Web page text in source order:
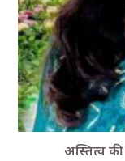
अस्तित्व की